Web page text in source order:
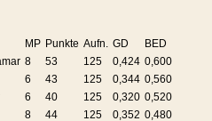
MP Punkte Aufn. GD
BED
8 53 125 0,424 0,600
6 43 125 0,344 0,560
6 40 125 0,320 0,520
8 44 125 0,352 0,480